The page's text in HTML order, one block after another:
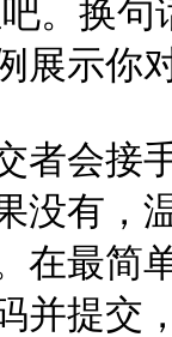
换句话
展示你
者会接
没有，
在最简
并提交